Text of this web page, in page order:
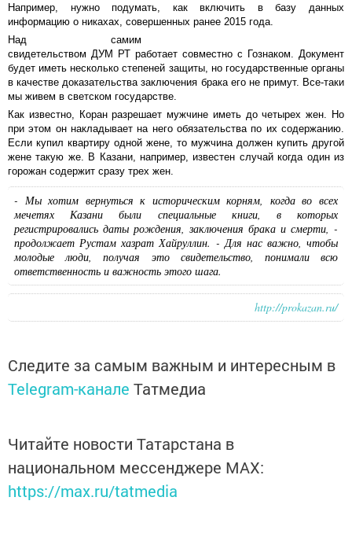
Например, нужно подумать, как включить в базу данных
информацию о никахах, совершенных ранее 2015 года.
Над самим
свидетельством ДУМ РТ работает совместно с Гознаком. Документ
будет иметь несколько степеней защиты, но государственные органы
в качестве доказательства заключения брака его не примут. Все-таки
мы живем в светском государстве.
Как известно, Коран разрешает мужчине иметь до четырех жен. Но
при этом он накладывает на него обязательства по их содержанию.
Если купил квартиру одной жене, то мужчина должен купить другой
жене такую же. В Казани, например, известен случай когда один из
горожан содержит сразу трех жен.
- Мы хотим вернуться к историческим корням, когда во всех
мечетях Казани были специальные книги, в которых
регистрировались даты рождения, заключения брака и смерти, -
продолжает Рустам хазрат Хайруллин. - Для нас важно, чтобы
молодые люди, получая это свидетельство, понимали всю
ответственность и важность этого шага.
http://prokazan.ru/
Следите за самым важным и интересным в
Telegram-канале Татмедиа
Читайте новости Татарстана в
национальном мессенджере MАХ:
https://max.ru/tatmedia